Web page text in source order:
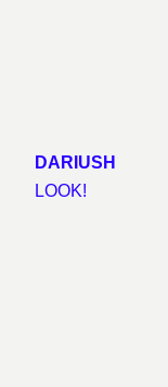
DARIUSH
LOOK!